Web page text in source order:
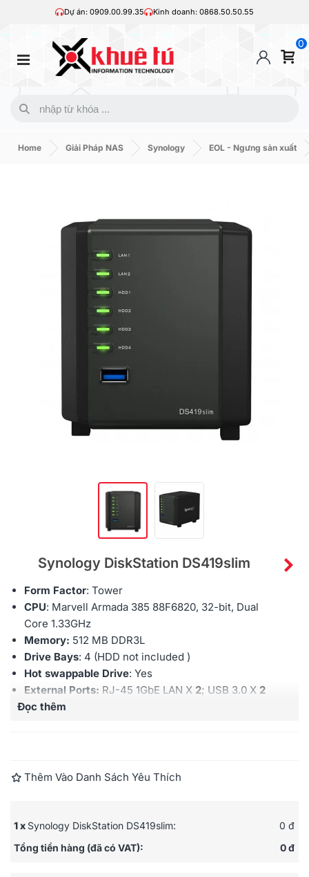
Dự án: 0909.00.99.35 Kinh doanh: 0868.50.50.55
0
Home Giải Pháp NAS Synology EOL - Ngưng sản xuất
Synology DiskStation DS419slim
Form Factor: Tower
CPU: Marvell Armada 385 88F6820, 32-bit, Dual
Core 1.33GHz
Memory: 512 MB DDR3L
Drive Bays: 4 (HDD not included )
Hot swappable Drive: Yes
External Ports: RJ-45 1GbE LAN X 2; USB 3.0 X 2
Maximum IP cam (License required): 8
Đọc thêm
Thêm Vào Danh Sách Yêu Thích
1 x Synology DiskStation DS419slim:
0 đ
Tổng tiền hàng (đã có VAT):
0 đ